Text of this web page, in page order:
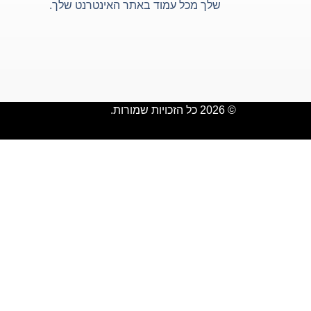
שלך מכל עמוד באתר האינטרנט שלך.
© 2026 כל הזכויות שמורות.